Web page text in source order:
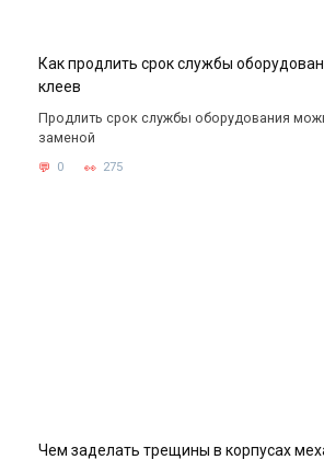
Как продлить срок службы
клеев
Продлить срок службы оборудования
заменой
0 275
Чем заделать трещины в корпусах